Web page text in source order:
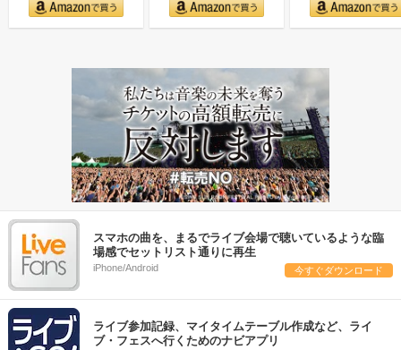
スマホの曲を、まるでライブ会場で聴いているような臨
場感でセットリスト通りに再生
iPhone/Android 今すぐダウンロード
ライブ参加記録、マイタイムテーブル作成など、ライ
ブ・フェスへ行くためのナビアプリ